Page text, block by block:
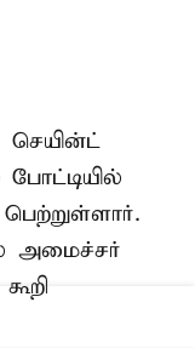
செயின்ட்
அமைச்சர்